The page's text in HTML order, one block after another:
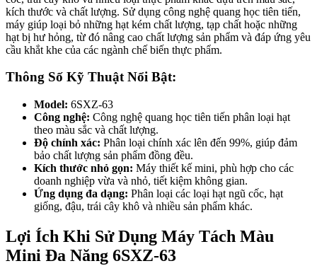
kích thước và chất lượng. Sử dụng công nghệ quang học tiên tiến,
máy giúp loại bỏ những hạt kém chất lượng, tạp chất hoặc những
hạt bị hư hỏng, từ đó nâng cao chất lượng sản phẩm và đáp ứng yêu
cầu khắt khe của các ngành chế biến thực phẩm.
Thông Số Kỹ Thuật Nổi Bật:
Model: 6SXZ-63
Công nghệ: Công nghệ quang học tiên tiến phân loại hạt
theo màu sắc và chất lượng.
Độ chính xác: Phân loại chính xác lên đến 99%, giúp đảm
bảo chất lượng sản phẩm đồng đều.
Kích thước nhỏ gọn: Máy thiết kế mini, phù hợp cho các
doanh nghiệp vừa và nhỏ, tiết kiệm không gian.
Ứng dụng đa dạng: Phân loại các loại hạt ngũ cốc, hạt
giống, đậu, trái cây khô và nhiều sản phẩm khác.
Lợi Ích Khi Sử Dụng Máy Tách Màu
Mini Đa Năng 6SXZ-63